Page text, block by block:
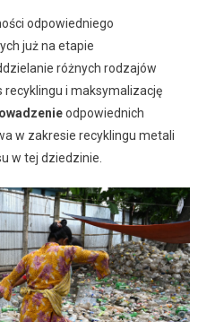
odpowiedniego
już na etapie
różnych rodzajów
i maksymalizację
odpowiednich
w zakresie recyklingu metali
w tej dziedzinie.